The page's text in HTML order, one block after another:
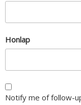
Honlap
Notify me of follow-